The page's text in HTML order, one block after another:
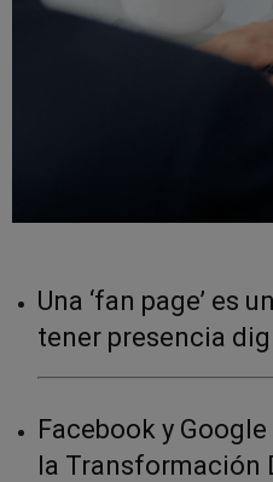
Una ‘fan page’ es
tener presencia
Facebook y
la Transformación